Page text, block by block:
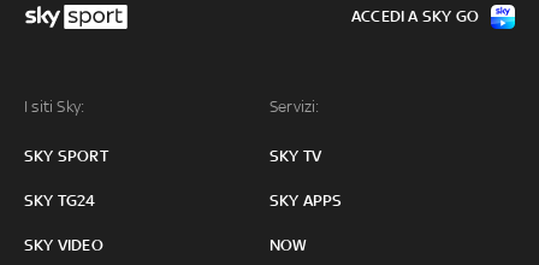
I siti Sky:
SKY SPORT
SKY TG24
SKY VIDEO
Servizi:
SKY TV
SKY APPS
NOW
ACCEDI A SKY GO